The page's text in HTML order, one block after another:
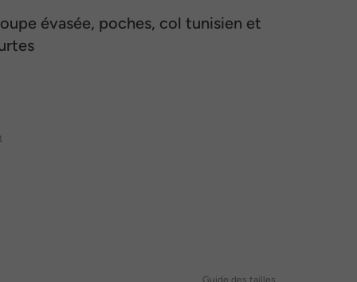
évasée, poches, col tunisien et